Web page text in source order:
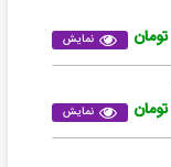
نمایش
نمایش